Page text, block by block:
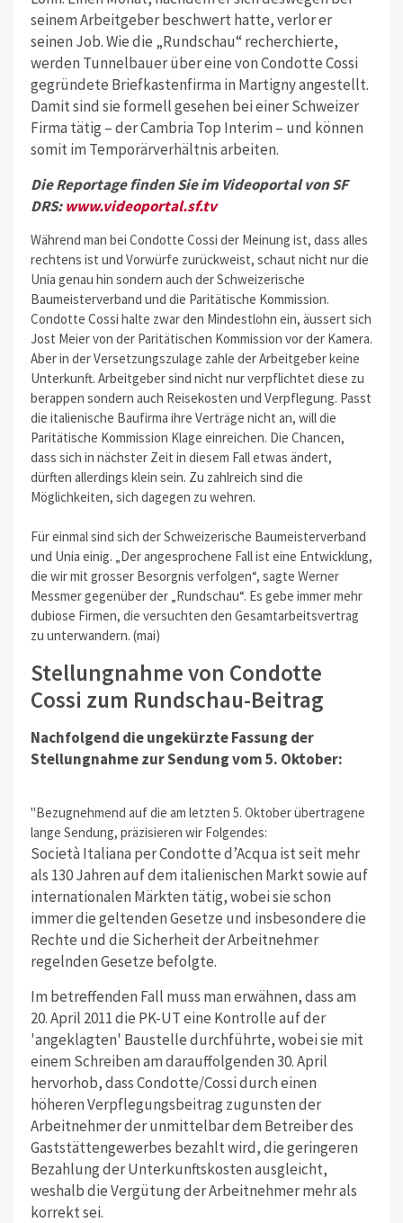
seinem Arbeitgeber beschwert hatte, verlor er
seinen Job. Wie die „Rundschau“ recherchierte,
werden Tunnelbauer über eine von Condotte Cossi
gegründete Briefkastenfirma in Martigny angestellt.
Damit sind sie formell gesehen bei einer Schweizer
Firma tätig – der Cambria Top Interim – und können
somit im Temporärverhältnis arbeiten.
Die Reportage finden Sie im Videoportal von SF
DRS:www.videoportal.sf.tv
Während man bei Condotte Cossi der Meinung ist, dass alles
rechtens ist und Vorwürfe zurückweist, schaut nicht nur die
Unia genau hin sondern auch der Schweizerische
Baumeisterverband und die Paritätische Kommission.
Condotte Cossi halte zwar den Mindestlohn ein, äussert sich
Jost Meier von der Paritätischen Kommission vor der Kamera.
Aber in der Versetzungszulage zahle der Arbeitgeber keine
Unterkunft. Arbeitgeber sind nicht nur verpflichtet diese zu
berappen sondern auch Reisekosten und Verpflegung. Passt
die italienische Baufirma ihre Verträge nicht an, will die
Paritätische Kommission Klage einreichen. Die Chancen,
dass sich in nächster Zeit in diesem Fall etwas ändert,
dürften allerdings klein sein. Zu zahlreich sind die
Möglichkeiten, sich dagegen zu wehren.
Für einmal sind sich der Schweizerische Baumeisterverband
und Unia einig. „Der angesprochene Fall ist eine Entwicklung,
die wir mit grosser Besorgnis verfolgen“, sagte Werner
Messmer gegenüber der „Rundschau“. Es gebe immer mehr
dubiose Firmen, die versuchten den Gesamtarbeitsvertrag
zu unterwandern. (mai)
Stellungnahme von Condotte
Cossi zum Rundschau-Beitrag
Nachfolgend die ungekürzte Fassung der
Stellungnahme zur Sendung vom 5. Oktober:
"Bezugnehmend auf die am letzten 5. Oktober übertragene
lange Sendung, präzisieren wir Folgendes:
Società Italiana per Condotte d’Acqua ist seit mehr
als 130 Jahren auf dem italienischen Markt sowie auf
internationalen Märkten tätig, wobei sie schon
immer die geltenden Gesetze und insbesondere die
Rechte und die Sicherheit der Arbeitnehmer
regelnden Gesetze befolgte.
Im betreffenden Fall muss man erwähnen, dass am
20. April 2011 die PK-UT eine Kontrolle auf der
'angeklagten' Baustelle durchführte, wobei sie mit
einem Schreiben am darauffolgenden 30. April
hervorhob, dass Condotte/Cossi durch einen
höheren Verpflegungsbeitrag zugunsten der
Arbeitnehmer der unmittelbar dem Betreiber des
Gaststättengewerbes bezahlt wird, die geringeren
Bezahlung der Unterkunftskosten ausgleicht,
weshalb die Vergütung der Arbeitnehmer mehr als
korrekt sei.